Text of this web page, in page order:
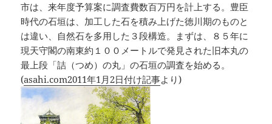
市は、来年度予算案に調査費数百万円を計上する。豊臣
時代の石垣は、加工した石を積み上げた徳川期のものと
は違い、自然石を多用した３段構造。まずは、８５年に
現天守閣の南東約１００メートルで発見された旧本丸の
最上段「詰（つめ）の丸」の石垣の調査を始める。
(asahi.com2011年1月2日付け記事より)